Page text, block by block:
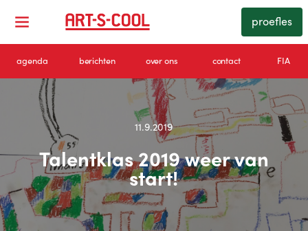
proefles
agenda berichten over ons contact FIA
11.9.2019
Talentklas 2019 weer van
start!